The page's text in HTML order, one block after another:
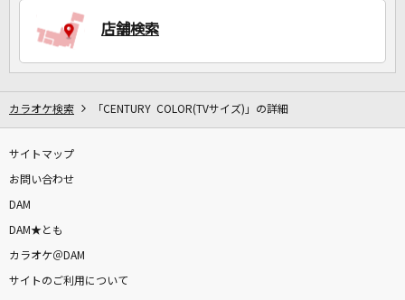
店舗検索
カラオケ検索 「CENTURY COLOR(TVサイズ)」の詳細
サイトマップ
お問い合わせ
DAM
DAM★とも
カラオケ＠DAM
サイトのご利用について